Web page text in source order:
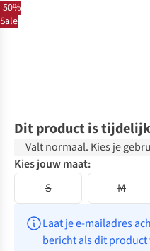
-50%
Sale
Dit product is
Valt normaal. Kies je
Kies jouw maat:
S
M
Laat je e-mailadres
bericht als dit